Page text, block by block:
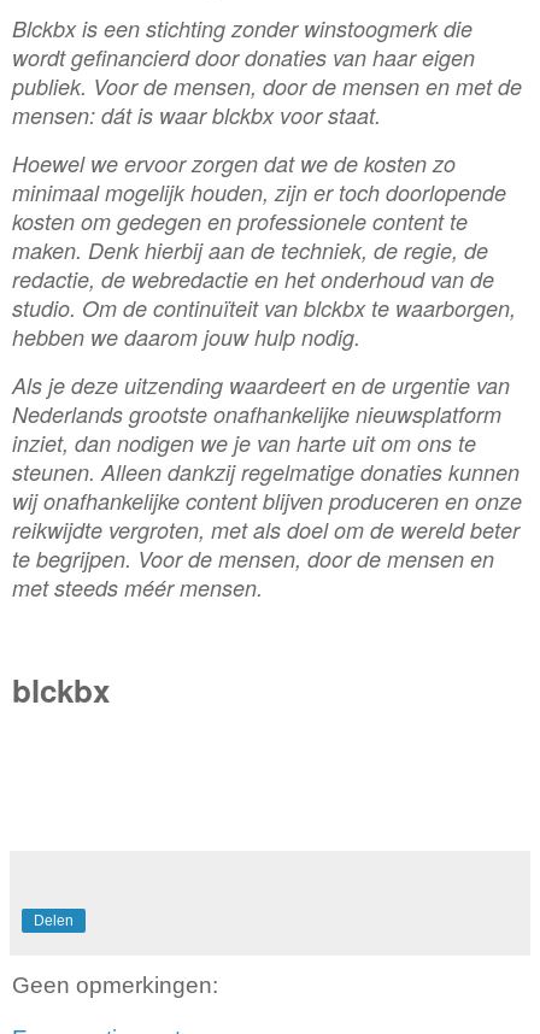
Blckbx is een stichting zonder winstoogmerk die
wordt gefinancierd door donaties van haar eigen
publiek. Voor de mensen, door de mensen en met de
mensen: dát is waar blckbx voor staat.
Hoewel we ervoor zorgen dat we de kosten zo
minimaal mogelijk houden, zijn er toch doorlopende
kosten om gedegen en professionele content te
maken. Denk hierbij aan de techniek, de regie, de
redactie, de webredactie en het onderhoud van de
studio. Om de continuïteit van blckbx te waarborgen,
hebben we daarom jouw hulp nodig.
Als je deze uitzending waardeert en de urgentie van
Nederlands grootste onafhankelijke nieuwsplatform
inziet, dan nodigen we je van harte uit om ons te
steunen. Alleen dankzij regelmatige donaties kunnen
wij onafhankelijke content blijven produceren en onze
reikwijdte vergroten, met als doel om de wereld beter
te begrijpen. Voor de mensen, door de mensen en
met steeds méér mensen.
blckbx
Delen
Geen opmerkingen: